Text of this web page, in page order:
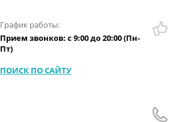
График работы:
Прием звонков: с 9:00 до 20:00 (Пн-
Пт)
ПОИСК ПО САЙТУ